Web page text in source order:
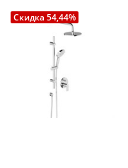
Скидка 54,44%